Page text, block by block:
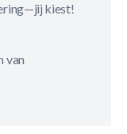
kiest!
van